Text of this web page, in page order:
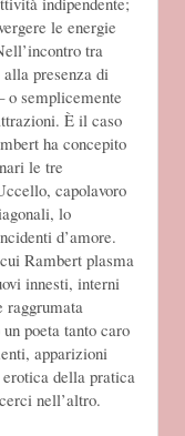
le energie
tra
presenza di
o semplicemente
È il caso
ha concepito
le tre
capolavoro
lo
d’amore.
Rambert plasma
innesti, interni
raggrumata
poeta tanto caro
apparizioni
della pratica
nell’altro.